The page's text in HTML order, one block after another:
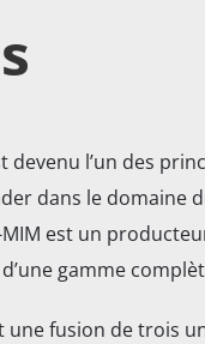
devenu l’un des
dans le
est un
gamme
une fusion de